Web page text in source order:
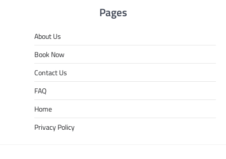
Pages
About Us
Book Now
Contact Us
FAQ
Home
Privacy Policy